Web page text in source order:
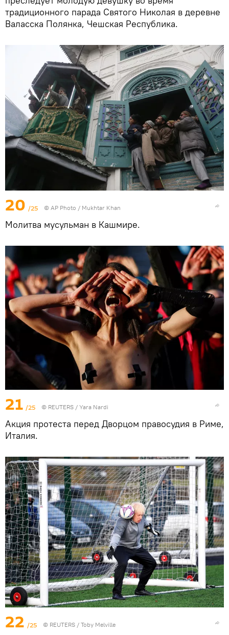
традиционного парада Святого Николая в деревне
Валасска Полянка, Чешская Республика.
20 /25 © AP Photo / Mukhtar Khan
Молитва мусульман в Кашмире.
21 /25 © REUTERS / Yara Nardi
Акция протеста перед Дворцом правосудия в Риме,
Италия.
22 /25 © REUTERS / Toby Melville